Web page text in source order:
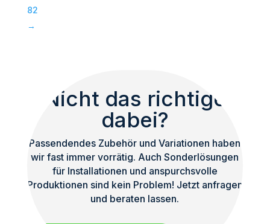
82
→
Nicht das richtige
dabei?
Passendendes Zubehör und Variationen haben
wir fast immer vorrätig. Auch Sonderlösungen
für Installationen und anspurchsvolle
Produktionen sind kein Problem! Jetzt anfragen
und beraten lassen.